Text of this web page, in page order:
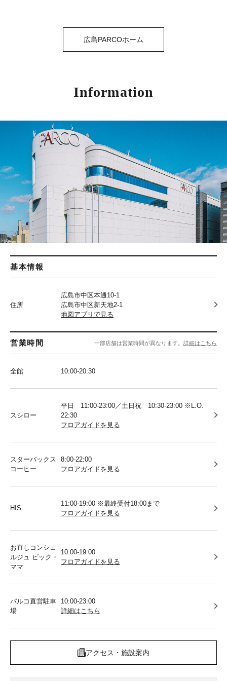
広島PARCOホーム
Information
基本情報
住所
広島市中区本通10-1
広島市中区新天地2-1
地図アプリで見る
営業時間 一部店舗は営業時間が異なります。 詳細はこちら
全館 10:00-20:30
スシロー
平日 11:00-23:00／土日祝 10:30-23:00 ※L.O.
22:30
フロアガイドを見る
スターバックス
コーヒー
8:00-22:00
フロアガイドを見る
HIS
11:00-19:00 ※最終受付18:00まで
フロアガイドを見る
お直しコンシェ
ルジュ ビック・
ママ
10:00-19:00
フロアガイドを見る
パルコ直営駐車
場
10:00-23:00
詳細はこちら
アクセス・施設案内